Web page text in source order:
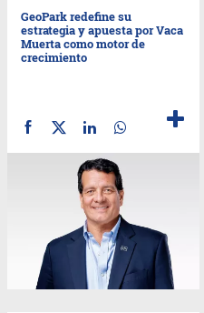
GeoPark redefine su
estrategia y apuesta por Vaca
Muerta como motor de
crecimiento